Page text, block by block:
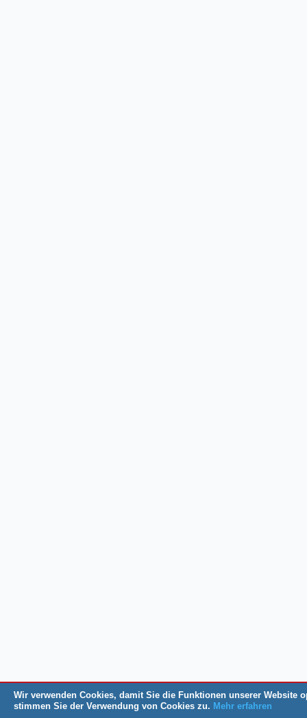
Wir verwenden Cookies, damit Sie die Funktionen unserer Website
stimmen Sie der Verwendung von Cookies zu. Mehr erfahren